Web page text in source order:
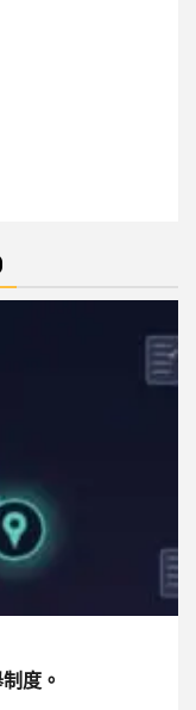
度。